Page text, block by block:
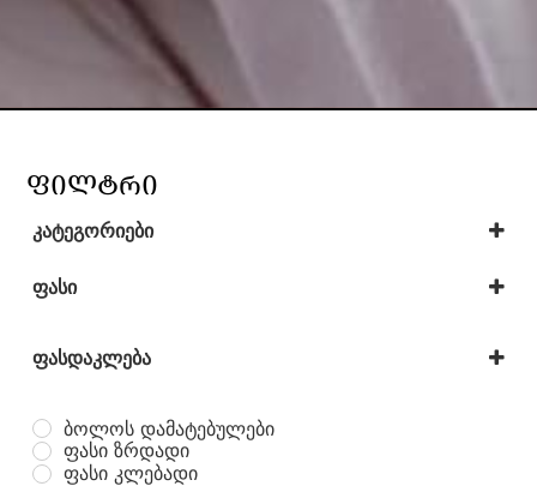
ᲤᲘᲚᲢᲠᲘ
კატეგორიები
საყურეები
ფასი
ფასდაკლება
ბოლოს დამატებულები
ფასი ზრდადი
ფასი კლებადი